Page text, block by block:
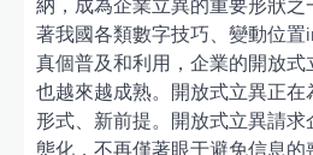
著我國各類數字技巧、變動位
真個普及和利用，企業的開放式
也越來越成熟。開放式立異正
形式、新前提。開放式立異請
態化，不再僅著眼于避免信息